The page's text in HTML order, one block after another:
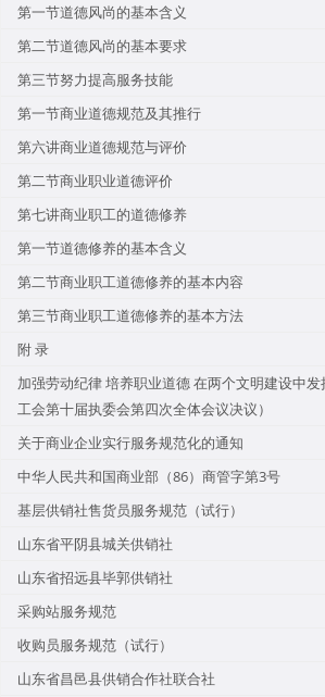
第一节道德风尚的基本含义
第二节道德风尚的基本要求
第三节努力提高服务技能
第一节商业道德规范及其推行
第六讲商业道德规范与评价
第二节商业职业道德评价
第七讲商业职工的道德修养
第一节道德修养的基本含义
第二节商业职工道德修养的基本内容
第三节商业职工道德修养的基本方法
附 录
加强劳动纪律 培养职业道德 在两个文明建设中
工会第十届执委会第四次全体会议决议）
关于商业企业实行服务规范化的通知
中华人民共和国商业部（86）商管字第3号
基层供销社售货员服务规范（试行）
山东省平阴县城关供销社
山东省招远县毕郭供销社
采购站服务规范
收购员服务规范（试行）
山东省昌邑县供销合作社联合社